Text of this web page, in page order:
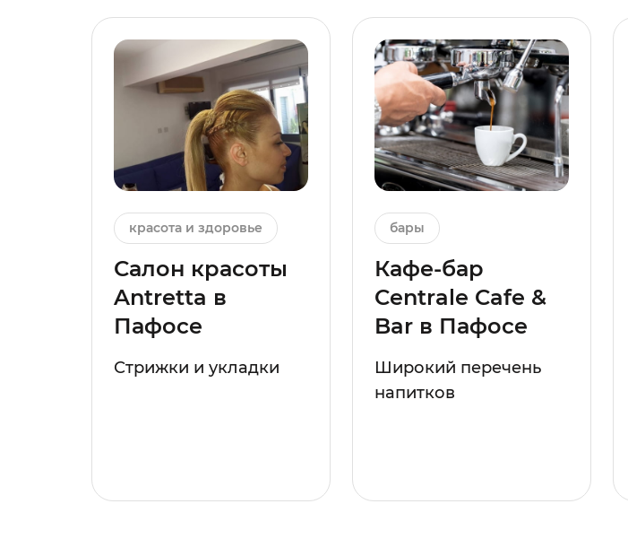
красота и здоровье
Салон красоты
Antretta в
Пафосе
Стрижки и укладки
бары
Кафе-бар
Centrale Cafe &
Bar в Пафосе
Широкий перечень
напитков